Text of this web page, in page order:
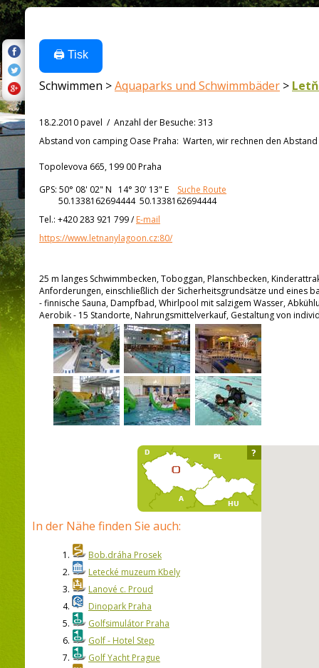
🖨️ Tisk
Schwimmen >Aquaparks und Schwimmbäder >
18.2.2010 pavel / Anzahl der Besuche: 313
Abstand von camping Oase Praha: Warten, wir rechnen den
Topolevova 665, 199 00 Praha
GPS: 50° 08' 02" N 14° 30' 13" E
Suche Route
50.1338162694444 50.1338162694444
Tel.: +420 283 921 799/E-mail
https://www.letnanylagoon.cz:80/
25 m langes Schwimmbecken, Toboggan, Planschbecken,
Anforderungen, einschließlich der Sicherheitsgrundsätze und eines
- finnische Sauna, Dampfbad, Whirlpool mit salzigem Wasser,
Aerobik - 15 Standorte, Nahrungsmittelverkauf, Gestaltung von
In der Nähe finden Sie auch:
1.
Bob.dráha Prosek
2.
Letecké muzeum Kbely
3.
Lanové c. Proud
4.
Dinopark Praha
5.
Golfsimulátor Praha
6.
Golf - Hotel Step
7.
Golf Yacht Prague
?